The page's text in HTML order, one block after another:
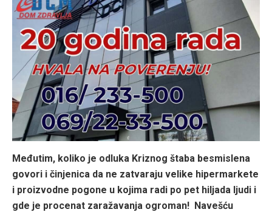
Međutim, koliko je odluka Kriznog štaba besmislena
govori i činjenica da ne zatvaraju velike hipermarkete
i proizvodne pogone u kojima radi po pet hiljada ljudi i
gde je procenat zaražavanja ogroman! Navešću